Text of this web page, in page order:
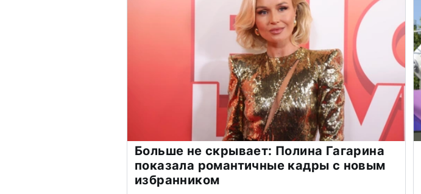
Больше не скрывает: Полина Гагарина
показала романтичные кадры с новым
избранником